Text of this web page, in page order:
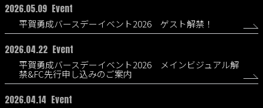
2026.05.09 Event
平賀勇成バースデーイベント2026 ゲスト解禁！
2026.04.22 Event
平賀勇成バースデーイベント2026 メインビジュアル解
禁&FC先行申し込みのご案内
2026.04.14 Event